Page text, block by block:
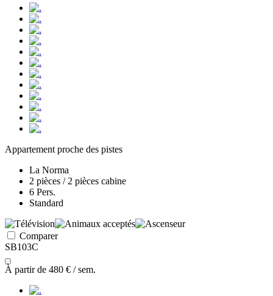
Appartement proche des pistes
La Norma
2 pièces / 2 pièces cabine
6 Pers.
Standard
Comparer
SB103C
À partir de 480 € / sem.